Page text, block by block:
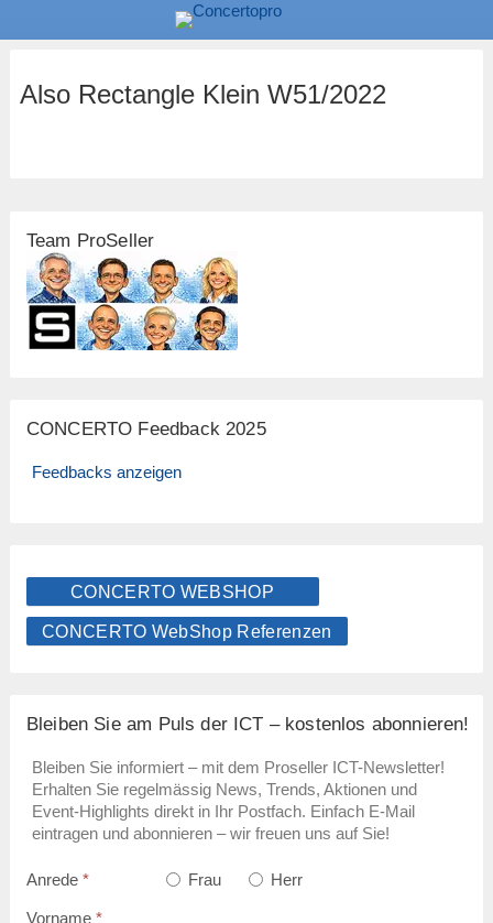
Also Rectangle Klein W51/2022
Team ProSeller
CONCERTO Feedback 2025
Feedbacks anzeigen
CONCERTO WEBSHOP
CONCERTO WebShop Referenzen
Bleiben Sie am Puls der ICT – kostenlos abonnieren!
Bleiben Sie informiert – mit dem Proseller ICT-Newsletter!
Erhalten Sie regelmässig News, Trends, Aktionen und
Event-Highlights direkt in Ihr Postfach. Einfach E-Mail
eintragen und abonnieren – wir freuen uns auf Sie!
Anrede * Frau Herr
Vorname *